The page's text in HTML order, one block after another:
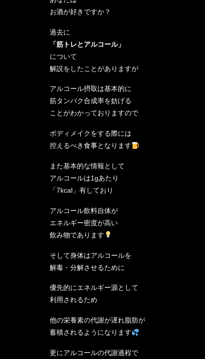
お酒が好きですか？
過去に
「筋トレとアルコール」
について
解説をしたことがありますが
アルコール摂取は基本的に
筋タンパク合成率を妨げる
ことがわかっておりますので
ボディメイクをする際には
控えるべき食事となります
また基本的な情報として
アルコールは1gあたり
「7kcal」有しており
アルコール飲料自体が
エネルギー密度が高い
飲み物であります
そして身体はアルコールを
解毒・分解させるために
優先的にエネルギー源として
利用されるため
他の栄養素の代謝が遅れ脂肪が
蓄積されるようになります
更にアルコールの代謝過程で